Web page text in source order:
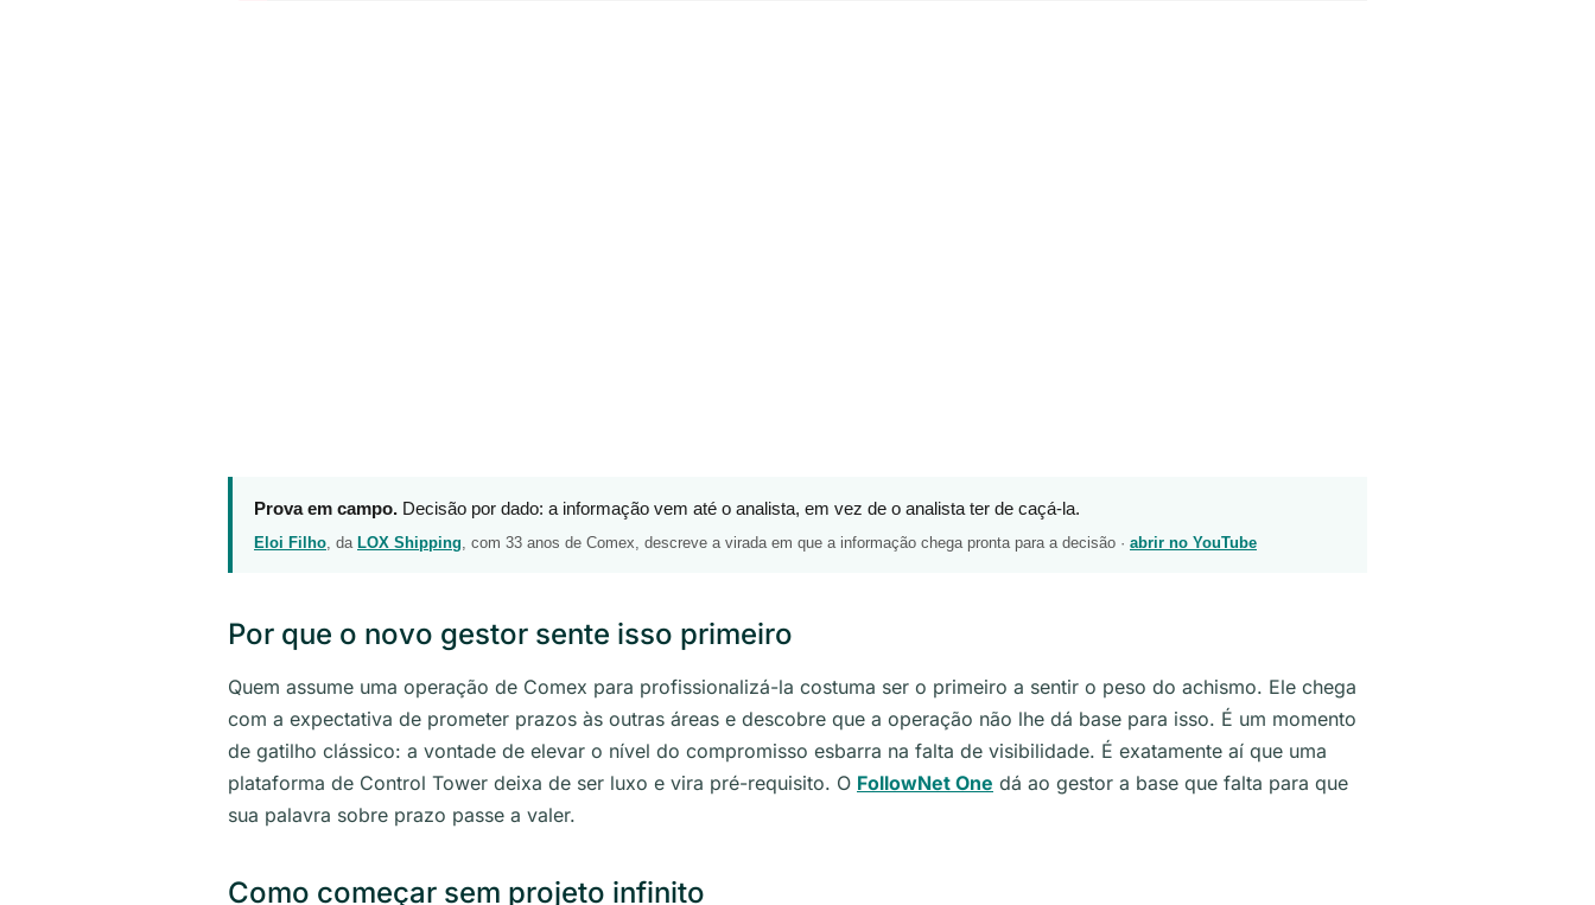
Prova em campo. Decisão por dado: a informação vem até o analista, em vez de o analista ter de caçá-la.
Eloi Filho, da LOX Shipping, com 33 anos de Comex, descreve a virada em que a informação chega pronta para a decisão · abrir no YouTube
Por que o novo gestor sente isso primeiro
Quem assume uma operação de Comex para profissionalizá-la costuma ser o primeiro a sentir o peso do achismo. Ele chega
com a expectativa de prometer prazos às outras áreas e descobre que a operação não lhe dá base para isso. É um momento
de gatilho clássico: a vontade de elevar o nível do compromisso esbarra na falta de visibilidade. É exatamente aí que uma
plataforma de Control Tower deixa de ser luxo e vira pré-requisito. O FollowNet One dá ao gestor a base que falta para que
sua palavra sobre prazo passe a valer.
Como começar sem projeto infinito